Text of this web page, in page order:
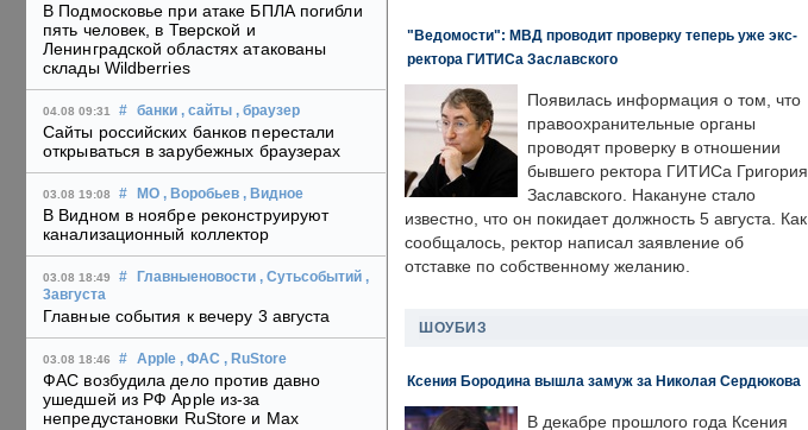
В Подмосковье при атаке БПЛА погибли
пять человек, в Тверской и
Ленинградской областях атакованы
склады Wildberries
04.08 09:31 # банки , сайты , браузер
Сайты российских банков перестали
открываться в зарубежных браузерах
03.08 19:08 # МО , Воробьев , Видное
В Видном в ноябре реконструируют
канализационный коллектор
03.08 18:49 # Главныеновости , Сутьсобытий ,
3августа
Главные события к вечеру 3 августа
03.08 18:46 # Apple , ФАС , RuStore
ФАС возбудила дело против давно
ушедшей из РФ Apple из-за
непредустановки RuStore и Max
"Ведомости": МВД проводит проверку теперь уже экс-
ректора ГИТИСа Заславского
Появилась информация о том, что
правоохранительные органы
проводят проверку в отношении
бывшего ректора ГИТИСа Григория
Заславского. Накануне стало
известно, что он покидает должность 5 августа. Как
сообщалось, ректор написал заявление об
отставке по собственному желанию.
ШОУБИЗ
Ксения Бородина вышла замуж за Николая Сердюкова
В декабре прошлого года Ксения